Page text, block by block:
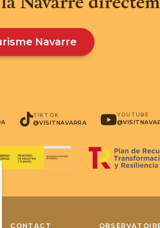
Navarre
TIKTOK
@VISITNAVARRA
YOUTUBE
CONTACT